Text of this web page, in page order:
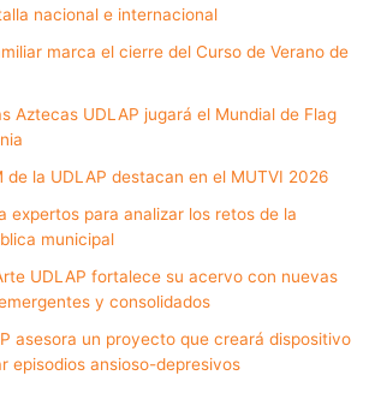
nacional e internacional
marca el cierre del Curso de Verano de
Aztecas UDLAP jugará el Mundial de Flag
de la UDLAP destacan en el MUTVI 2026
expertos para analizar los retos de la
municipal
UDLAP fortalece su acervo con nuevas
y consolidados
asesora un proyecto que creará dispositivo
episodios ansioso-depresivos